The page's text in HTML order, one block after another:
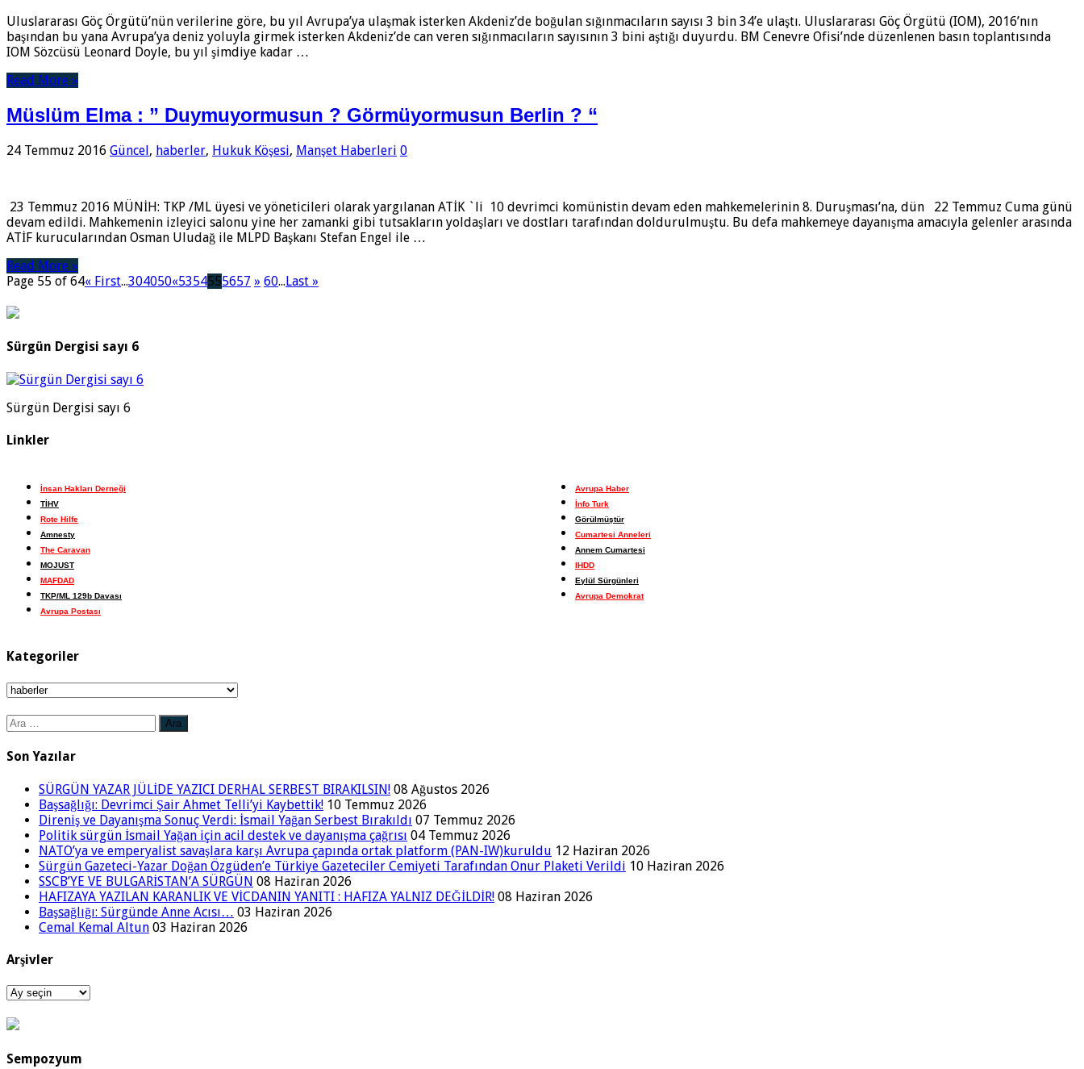
Uluslararası Göç Örgütü’nün verilerine göre, bu yıl Avrupa’ya ulaşmak isterken Akdeniz’de boğulan sığınmacıların sayısı 3 bin 34’e ulaştı. Uluslararası Göç Örgütü (IOM), 2016’nın
başından bu yana Avrupa’ya deniz yoluyla girmek isterken Akdeniz’de can veren sığınmacıların sayısının 3 bini aştığı duyurdu. BM Cenevre Ofisi’nde düzenlenen basın toplantısında
IOM Sözcüsü Leonard Doyle, bu yıl şimdiye kadar …
Read More »
Müslüm Elma : ” Duymuyormusun ? Görmüyormusun Berlin ? “
24 Temmuz 2016 Güncel, haberler, Hukuk Köşesi, Manşet Haberleri 0
23 Temmuz 2016 MÜNİH: TKP /ML üyesi ve yöneticileri olarak yargılanan ATİK `li 10 devrimci komünistin devam eden mahkemelerinin 8. Duruşması’na, dün 22 Temmuz Cuma günü
devam edildi. Mahkemenin izleyici salonu yine her zamanki gibi tutsakların yoldaşları ve dostları tarafından doldurulmuştu. Bu defa mahkemeye dayanışma amacıyla gelenler arasında
ATİF kurucularından Osman Uludağ ile MLPD Başkanı Stefan Engel ile …
Read More »
Page 55 of 64« First...304050«5354555657 » 60...Last »
Sürgün Dergisi sayı 6
Sürgün Dergisi sayı 6
Linkler
İnsan Hakları Derneği
TİHV
Rote Hilfe
Amnesty
The Caravan
MOJUST
MAFDAD
TKP/ML 129b Davası
Avrupa Postası
Avrupa Haber
İnfo Turk
Görülmüştür
Cumartesi Anneleri
Annem Cumartesi
IHDD
Eylül Sürgünleri
Avrupa Demokrat
Kategoriler
Kategoriler
Arama:
Son Yazılar
SÜRGÜN YAZAR JÜLİDE YAZICI DERHAL SERBEST BIRAKILSIN! 08 Ağustos 2026
Başsağlığı: Devrimci Şair Ahmet Telli’yi Kaybettik! 10 Temmuz 2026
Direniş ve Dayanışma Sonuç Verdi: İsmail Yağan Serbest Bırakıldı 07 Temmuz 2026
Politik sürgün İsmail Yağan için acil destek ve dayanışma çağrısı 04 Temmuz 2026
NATO’ya ve emperyalist savaşlara karşı Avrupa çapında ortak platform (PAN-IW)kuruldu 12 Haziran 2026
Sürgün Gazeteci-Yazar Doğan Özgüden’e Türkiye Gazeteciler Cemiyeti Tarafından Onur Plaketi Verildi 10 Haziran 2026
SSCB’YE VE BULGARİSTAN’A SÜRGÜN 08 Haziran 2026
HAFIZAYA YAZILAN KARANLIK VE VİCDANIN YANITI : HAFIZA YALNIZ DEĞİLDİR! 08 Haziran 2026
Başsağlığı: Sürgünde Anne Acısı… 03 Haziran 2026
Cemal Kemal Altun 03 Haziran 2026
Arşivler
Arşivler
Sempozyum